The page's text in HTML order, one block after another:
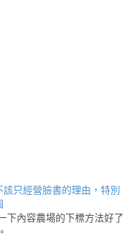
該只經營臉書的理由，特別
下內容農場的下標方法好了